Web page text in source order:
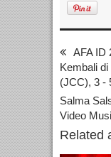
AFA ID
Kembali
(JCC), 3 -
Salma
Video
Related